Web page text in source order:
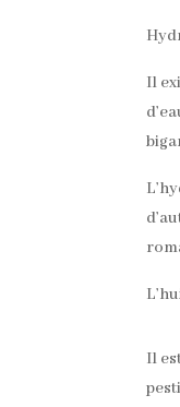
Il
Il